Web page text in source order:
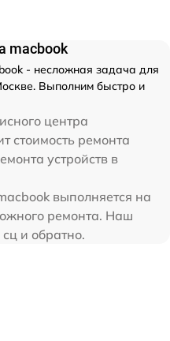
macbook
- несложная задача для
Выполним быстро и
центра
стоимость ремонта
устройств в
выполняется на
ремонта. Наш
и обратно.